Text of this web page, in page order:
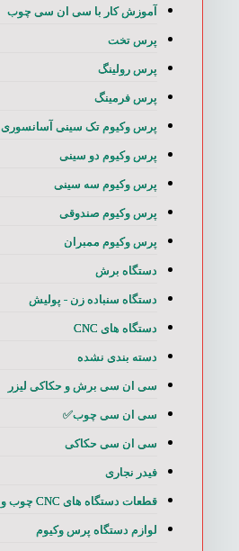
آموزش کار با سی ان سی چوب
پرس تخت
پرس رولینگ
پرس فرمینگ
پرس وکیوم تک سینی آسانسوری
پرس وکیوم دو سینی
پرس وکیوم سه سینی
پرس وکیوم صندوقی
پرس وکیوم ممبران
دستگاه برش
دستگاه سنباده زن - پولیش
دستگاه های CNC
دسته بندی نشده
سی ان سی برش و حکاکی لیزر
سی ان سی چوب✅
سی ان سی حکاکی
فیدر نجاری
قطعات دستگاه های CNC چوب و فلز
لوازم دستگاه پرس وکیوم